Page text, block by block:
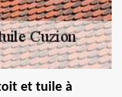
et tuile à